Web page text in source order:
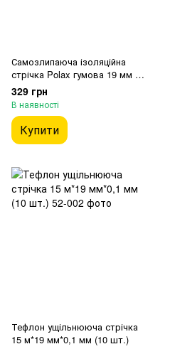
Самозлипаюча ізоляційна
стрічка Polax гумова 19 мм х 5
м
329 грн
В наявності
Купити
Тефлон ущільнююча стрічка
15 м*19 мм*0,1 мм (10 шт.)